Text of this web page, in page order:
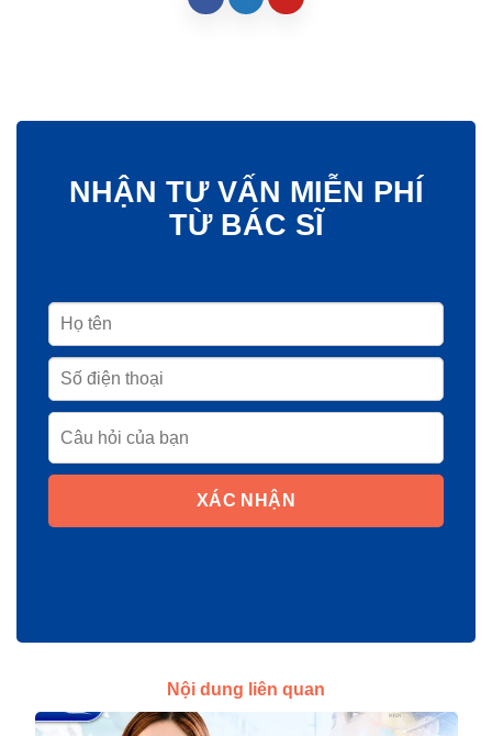
NHẬN TƯ VẤN MIỄN PHÍ
TỪ BÁC SĨ
XÁC NHẬN
Nội dung liên quan